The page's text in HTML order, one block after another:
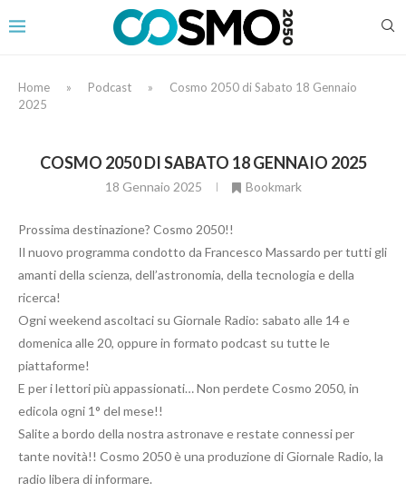
Home » Podcast »
Cosmo 2050 di Sabato 18 Gennaio
2025
COSMO 2050 DI SABATO 18 GENNAIO 2025
18 Gennaio 2025 Bookmark
Prossima destinazione? Cosmo 2050!!
Il nuovo programma condotto da Francesco Massardo per tutti gli
amanti della scienza, dell’astronomia, della tecnologia e della
ricerca!
Ogni weekend ascoltaci su Giornale Radio: sabato alle 14 e
domenica alle 20, oppure in formato podcast su tutte le
piattaforme!
E per i lettori più appassionati… Non perdete Cosmo 2050, in
edicola ogni 1° del mese!!
Salite a bordo della nostra astronave e restate connessi per
tante novità!! Cosmo 2050 è una produzione di Giornale Radio, la
radio libera di informare.